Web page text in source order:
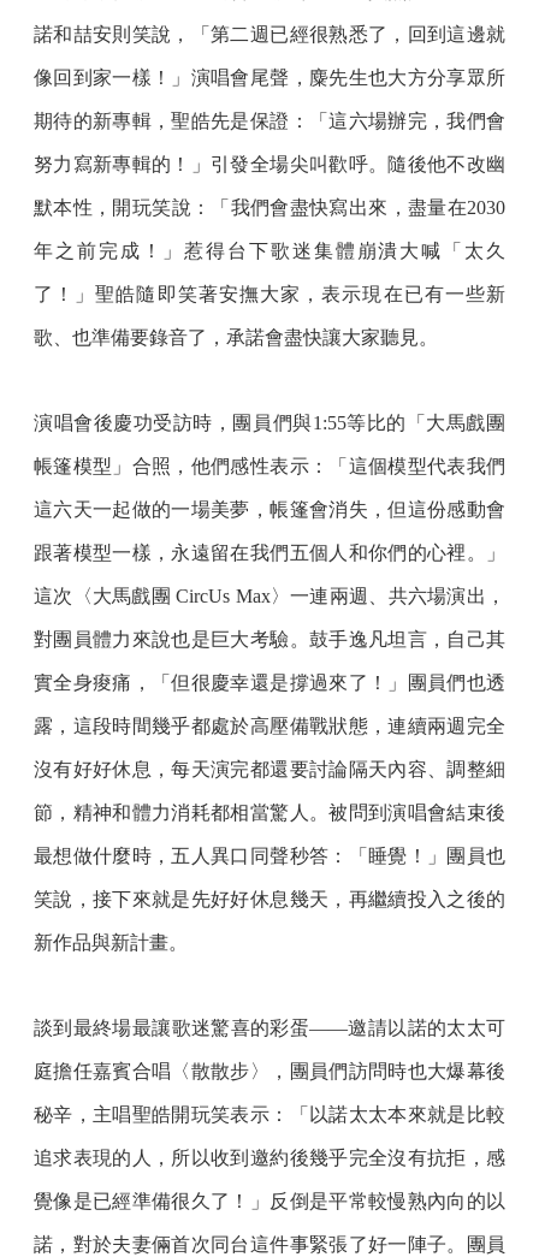
諾和喆安則笑說，「第二週已經很熟悉了，回到這邊就
像回到家一樣！」演唱會尾聲，麋先生也大方分享眾所
期待的新專輯，聖皓先是保證：「這六場辦完，我們會
努力寫新專輯的！」引發全場尖叫歡呼。隨後他不改幽
默本性，開玩笑說：「我們會盡快寫出來，盡量在2030
年之前完成！」惹得台下歌迷集體崩潰大喊「太久
了！」聖皓隨即笑著安撫大家，表示現在已有一些新
歌、也準備要錄音了，承諾會盡快讓大家聽見。
演唱會後慶功受訪時，團員們與1:55等比的「大馬戲團
帳篷模型」合照，他們感性表示：「這個模型代表我們
這六天一起做的一場美夢，帳篷會消失，但這份感動會
跟著模型一樣，永遠留在我們五個人和你們的心裡。」
這次〈大馬戲團 CircUs Max〉一連兩週、共六場演出，
對團員體力來說也是巨大考驗。鼓手逸凡坦言，自己其
實全身痠痛，「但很慶幸還是撐過來了！」團員們也透
露，這段時間幾乎都處於高壓備戰狀態，連續兩週完全
沒有好好休息，每天演完都還要討論隔天內容、調整細
節，精神和體力消耗都相當驚人。被問到演唱會結束後
最想做什麼時，五人異口同聲秒答：「睡覺！」團員也
笑說，接下來就是先好好休息幾天，再繼續投入之後的
新作品與新計畫。
談到最終場最讓歌迷驚喜的彩蛋——邀請以諾的太太可
庭擔任嘉賓合唱〈散散步〉，團員們訪問時也大爆幕後
秘辛，主唱聖皓開玩笑表示：「以諾太太本來就是比較
追求表現的人，所以收到邀約後幾乎完全沒有抗拒，感
覺像是已經準備很久了！」反倒是平常較慢熟內向的以
諾，對於夫妻倆首次同台這件事緊張了好一陣子。團員